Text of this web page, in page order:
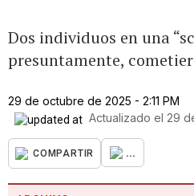
Dos individuos en una
presuntamente,
29 de octubre de 2025 - 2:11 PM
Actualizado el 29
COMPARTIR ...